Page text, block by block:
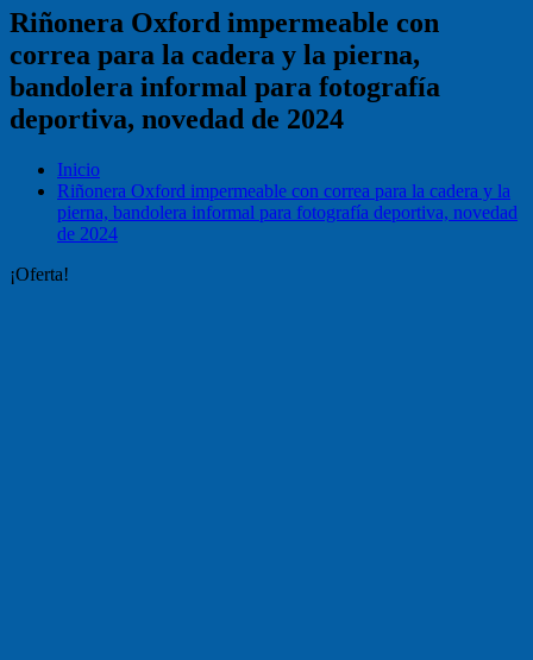
Riñonera Oxford impermeable con
correa para la cadera y la pierna,
bandolera informal para fotografía
deportiva, novedad de 2024
Inicio
Riñonera Oxford impermeable con correa para la cadera y la
pierna, bandolera informal para fotografía deportiva, novedad
de 2024
¡Oferta!